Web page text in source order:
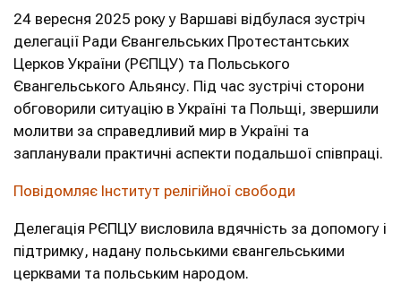
24 вересня 2025 року у Варшаві відбулася зустріч
делегації Ради Євангельських Протестантських
Церков України (РЄПЦУ) та Польського
Євангельського Альянсу. Під час зустрічі сторони
обговорили ситуацію в Україні та Польщі, звершили
молитви за справедливий мир в Україні та
запланували практичні аспекти подальшої співпраці.
Повідомляє Інститут релігійної свободи
Делегація РЄПЦУ висловила вдячність за допомогу і
підтримку, надану польськими євангельськими
церквами та польським народом.